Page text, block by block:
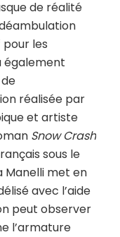
de réalité
les
également
réalisée par
et artiste
Snow Crash
sous le
Manelli met en
avec l’aide
peut observer
l’armature